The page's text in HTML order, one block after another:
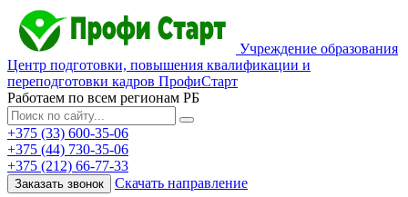
Учреждение образования
Центр подготовки, повышения квалификации и
переподготовки кадров ПрофиСтарт
Работаем по всем регионам РБ
+375 (33) 600-35-06
+375 (44) 730-35-06
+375 (212) 66-77-33
Заказать звонок Скачать направление